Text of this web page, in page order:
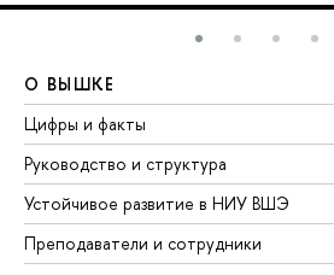
О ВЫШКЕ
Цифры и факты
Руководство и структура
Устойчивое развитие в НИУ ВШЭ
Преподаватели и сотрудники